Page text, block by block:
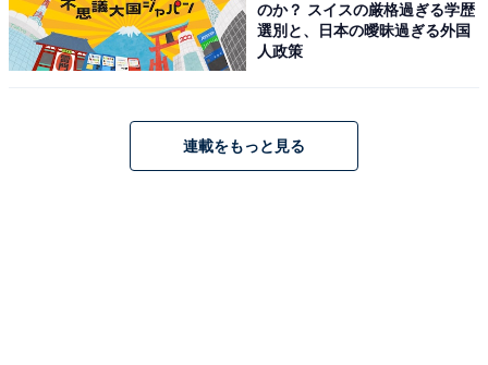
のか？ スイスの厳格過ぎる学歴
選別と、日本の曖昧過ぎる外国
人政策
連載をもっと見る